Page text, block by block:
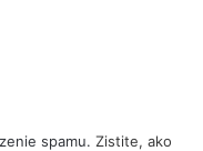
spamu. Zistite, ako